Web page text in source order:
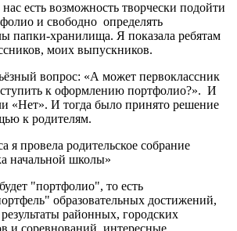
есть возможность творчески подойти
и свободно определять
папки-хранилища. Я показала ребятам
моих выпускников.
вопрос: «А может первоклассник
к оформлению портфолио?». И
«Нет». И тогда было принято решение
к родителям.
я провела родительское собрание
начальной школы»
"портфолио", то есть
образовательных достижений,
результаты районных, городских